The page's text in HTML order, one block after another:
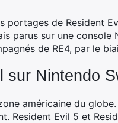
portages de Resident
parus sur une console
de RE4, par le
sur Nintendo
américaine du
Resident Evil 5 et